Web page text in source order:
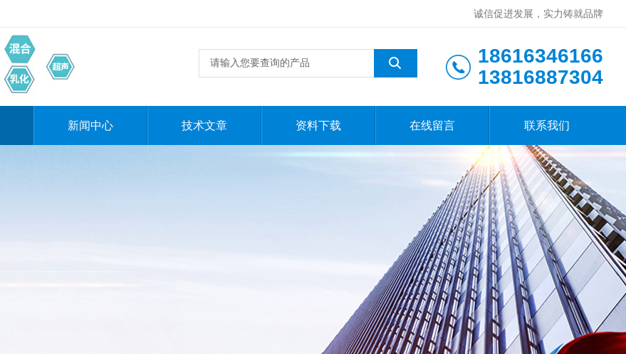
诚信促进发展，实力铸就品牌
18616346166
13816887304
新闻中心 技术文章 资料下载 在线留言 联系我们